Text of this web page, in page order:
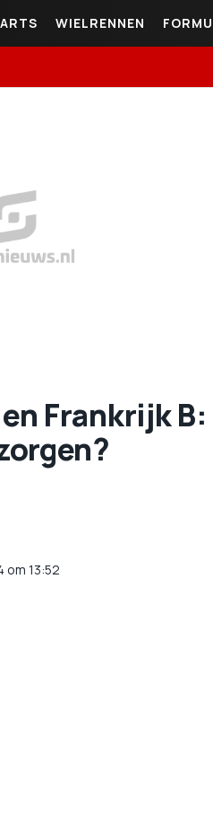
WIELRENNEN
Frankrijk B:
13:52